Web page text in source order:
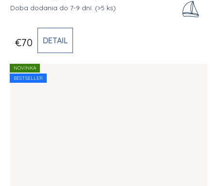
Doba dodania do 7-9 dní. (>5 ks)
€70 DETAIL
NOVINKA
BESTSELLER